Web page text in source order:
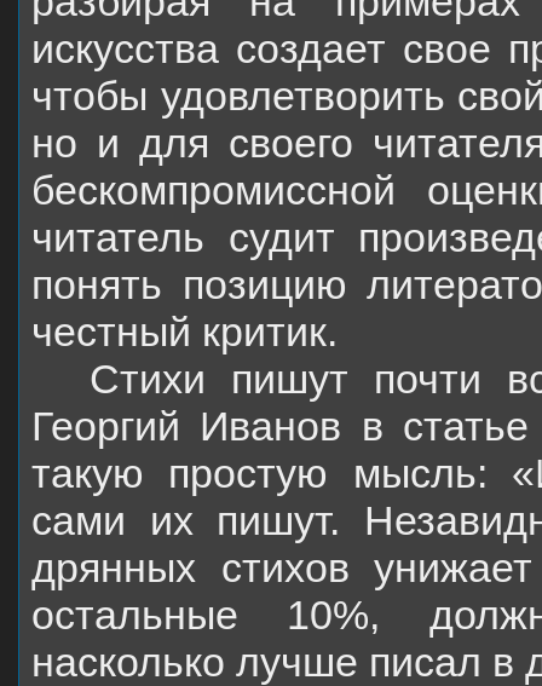
искусства создает свое
чтобы удовлетворить
но и для своего
бескомпромиссной
читатель судит
понять позицию
честный критик.
Стихи пишут почти
Георгий Иванов в
такую простую мысль:
сами их пишут.
дрянных стихов
остальные 10%,
насколько лучше писал в